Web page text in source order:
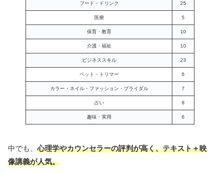
フード・ドリンク 25
医療 5
保育・教育 10
介護・福祉 10
ビジネススキル 23
ペット・トリマー 6
カラー・ネイル・ファッション・ブライダル 7
占い 8
趣味・実用 6
中でも、心理学やカウンセラーの評判が高く、テキスト＋映
像講義が人気。